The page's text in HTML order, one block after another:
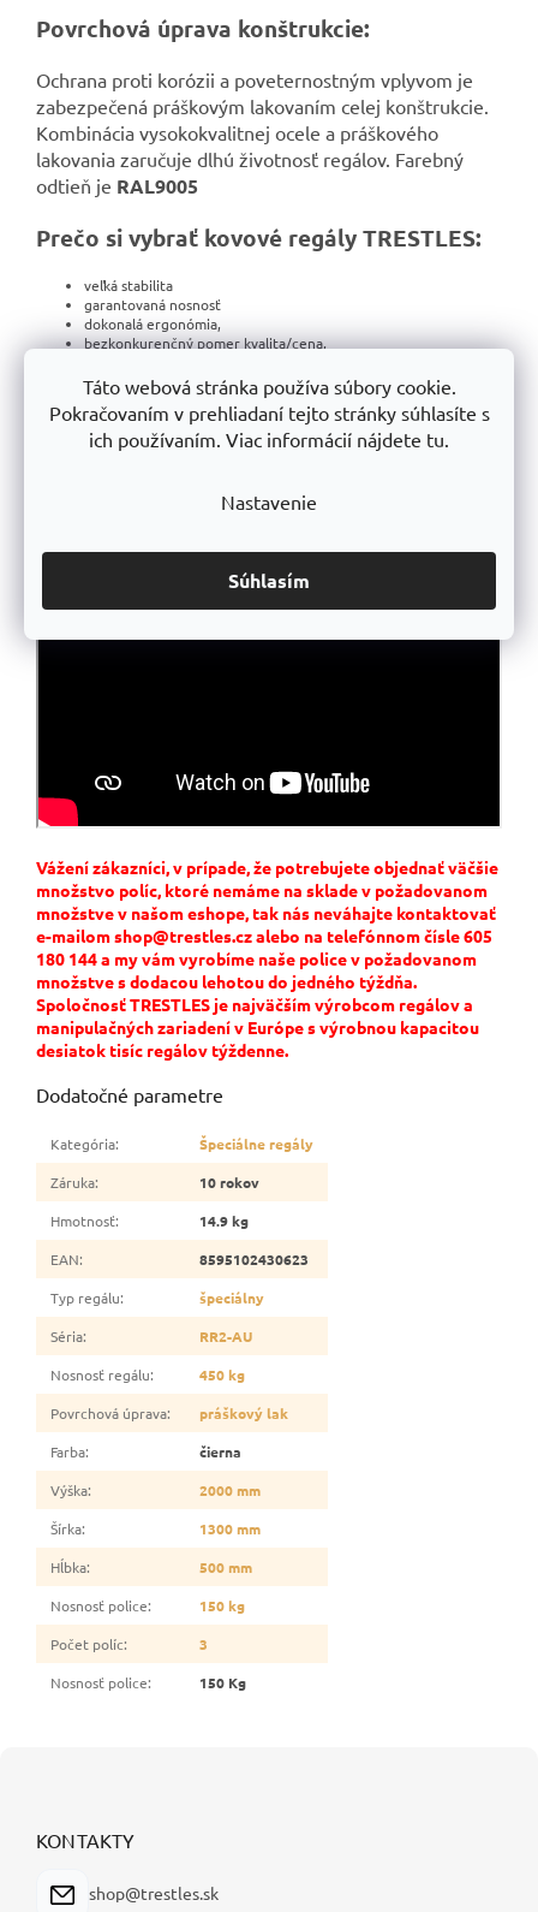
Táto webová stránka používa súbory cookie.
Pokračovaním v prehliadaní tejto stránky súhlasíte s
ich používaním. Viac informácií nájdete tu.
Nastavenie
Súhlasím
Povrchová úprava konštrukcie:
Ochrana proti korózii a poveternostným vplyvom je
zabezpečená práškovým lakovaním celej konštrukcie.
Kombinácia vysokokvalitnej ocele a práškového
lakovania zaručuje dlhú životnosť regálov. Farebný
odtieň je RAL9005
Prečo si vybrať kovové regály TRESTLES:
veľká stabilita
garantovaná nosnosť
dokonalá ergonómia,
bezkonkurenčný pomer kvalita/cena,
našej spoločnostiTrestles a.s.
Video z inštalácie:
Vážení zákazníci, v prípade, že potrebujete objednať väčšie
množstvo políc, ktoré nemáme na sklade v požadovanom
množstve v našom eshope, tak nás neváhajte kontaktovať
e-mailom shop@trestles.cz alebo na telefónnom čísle 605
180 144 a my vám vyrobíme naše police v požadovanom
množstve s dodacou lehotou do jedného týždňa.
Spoločnosť TRESTLES je najväčším výrobcom regálov a
manipulačných zariadení v Európe s výrobnou kapacitou
desiatok tisíc regálov týždenne.
Dodatočné parametre
Kategória:
Špeciálne regály
Záruka:
10 rokov
Hmotnosť:
14.9 kg
EAN:
8595102430623
Typ regálu:
špeciálny
Séria:
RR2-AU
Nosnosť regálu:
450 kg
Povrchová úprava:
práškový lak
Farba:
čierna
Výška:
2000 mm
Šírka:
1300 mm
Hĺbka:
500 mm
Nosnosť police:
150 kg
Počet políc:
3
Nosnosť police: 150 Kg
KONTAKTY
shop@trestles.sk